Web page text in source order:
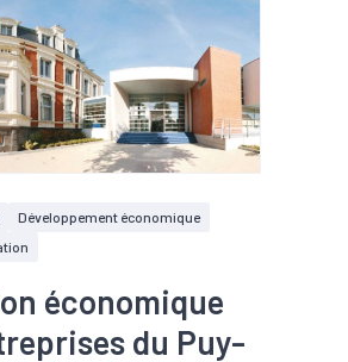
Développement économique
économique
du Puy-